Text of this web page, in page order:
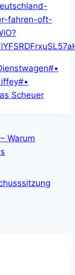
fahren-oft-
#•
#•
Scheuer
Warum